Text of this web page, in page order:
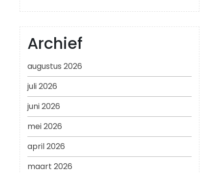
Archief
augustus 2026
juli 2026
juni 2026
mei 2026
april 2026
maart 2026